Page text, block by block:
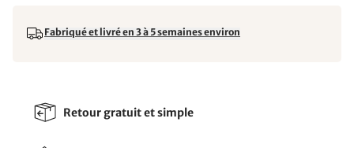
Fabriqué et livré en 3 à 5 semaines environ
Retour gratuit et simple